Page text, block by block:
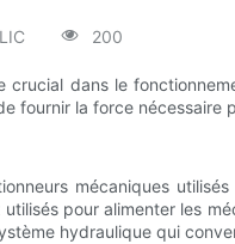
200
crucial dans le
fournir la force
mécaniques
pour alimenter les
hydraulique qui